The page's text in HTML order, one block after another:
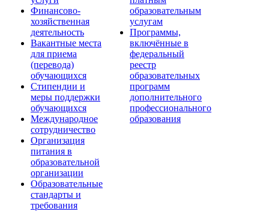
Финансово-
хозяйственная
деятельность
Вакантные места
для приема
(перевода)
обучающихся
Стипендии и
меры поддержки
обучающихся
Международное
сотрудничество
Организация
питания в
образовательной
организации
Образовательные
стандарты и
требования
образовательным
услугам
Программы,
включённые в
федеральный
реестр
образовательных
программ
дополнительного
профессионального
образования